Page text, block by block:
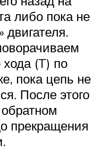
либо пока не
двигателя.
хода (T) по
пока цепь не
После этого
прекращения